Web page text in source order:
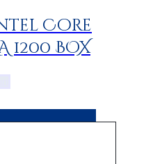
Intel Core
1200 BOX